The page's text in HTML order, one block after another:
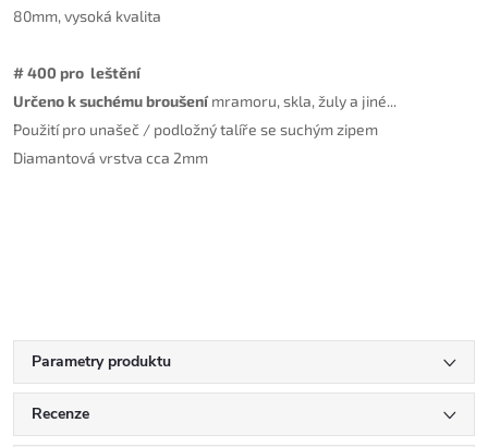
80mm, vysoká kvalita
#400 pro leštění
Určeno k suchému broušení mramoru, skla, žuly a jiné...
Použití pro unašeč / podložný talíře se suchým zipem
Diamantová vrstva cca 2mm
Parametry produktu
Recenze